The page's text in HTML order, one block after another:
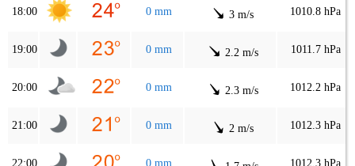
18:00 0 mm 3 m/s 1010.8 hPa
19:00 0 mm 2.2 m/s 1011.7 hPa
20:00 0 mm 2.3 m/s 1012.2 hPa
21:00 0 mm 2 m/s 1012.3 hPa
22:00 0 mm 1012.3 hPa